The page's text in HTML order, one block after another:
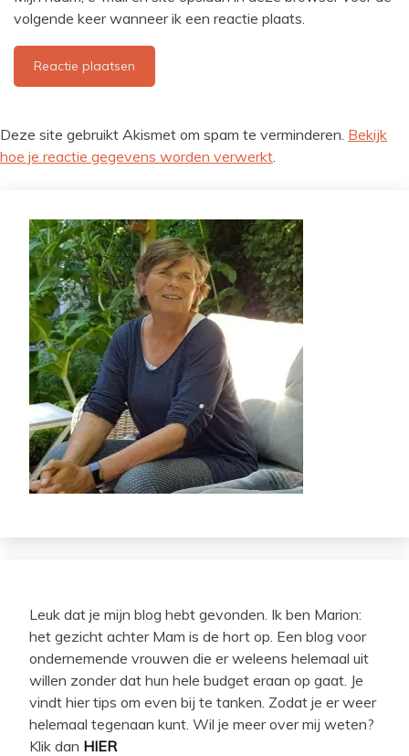
volgende keer wanneer ik een reactie plaats.
Deze site gebruikt Akismet om spam te verminderen. Bekijk
hoe je reactie gegevens worden verwerkt
Leuk dat je mijn blog hebt gevonden. Ik ben Marion:
het gezicht achter Mam is de hort op. Een blog voor
ondernemende vrouwen die er weleens helemaal uit
willen zonder dat hun hele budget eraan op gaat. Je
vindt hier tips om even bij te tanken. Zodat je er weer
helemaal tegenaan kunt. Wil je meer over mij weten?
Klik dan HIER